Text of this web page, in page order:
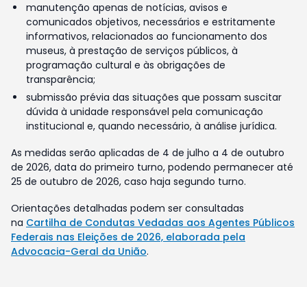
manutenção apenas de notícias, avisos e
comunicados objetivos, necessários e estritamente
informativos, relacionados ao funcionamento dos
museus, à prestação de serviços públicos, à
programação cultural e às obrigações de
transparência;
submissão prévia das situações que possam suscitar
dúvida à unidade responsável pela comunicação
institucional e, quando necessário, à análise jurídica.
As medidas serão aplicadas de 4 de julho a 4 de outubro
de 2026, data do primeiro turno, podendo permanecer até
25 de outubro de 2026, caso haja segundo turno.
Orientações detalhadas podem ser consultadas
na Cartilha de Condutas Vedadas aos Agentes Públicos
Federais nas Eleições de 2026, elaborada pela
Advocacia-Geral da União.